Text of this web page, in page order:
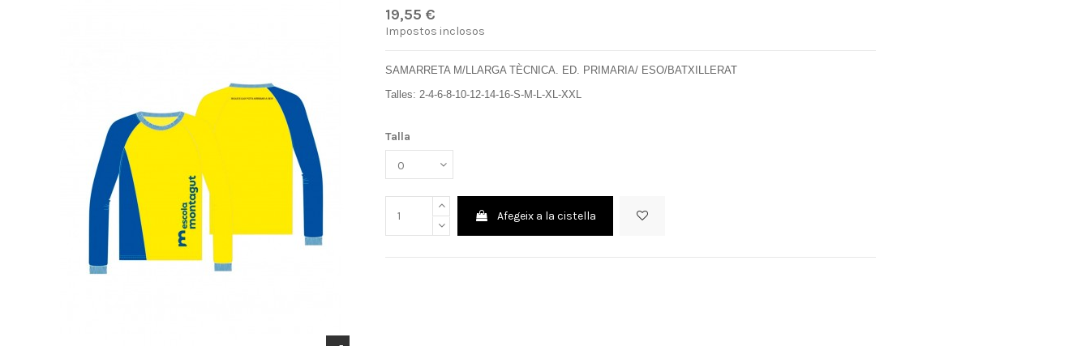
19,55 €
Impostos inclosos
SAMARRETA M/LLARGA TÈCNICA. ED. PRIMARIA/ ESO/BATXILLERAT
Talles: 2-4-6-8-10-12-14-16-S-M-L-XL-XXL
Talla
Afegeix a la cistella